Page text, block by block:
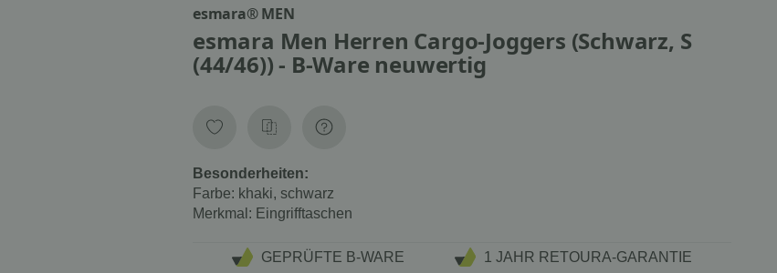
esmara® MEN
esmara Men Herren Cargo-Joggers (Schwarz, S
(44/46)) - B-Ware neuwertig
Besonderheiten:
Farbe: khaki, schwarz
Merkmal: Eingrifftaschen
GEPRÜFTE B-WARE
1 JAHR RETOURA-GARANTIE